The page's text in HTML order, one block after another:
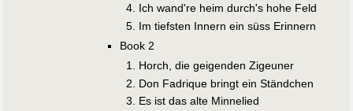
Ich wand're heim durch's hohe Feld
Im tiefsten Innern ein süss Erinnern
Book 2
Horch, die geigenden Zigeuner
Don Fadrique bringt ein Ständchen
Es ist das alte Minnelied